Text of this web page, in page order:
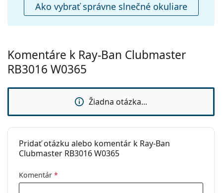
Ako vybrať správne slnečné okuliare
Komentáre k Ray-Ban Clubmaster
RB3016 W0365
Žiadna otázka...
Pridať otázku alebo komentár k Ray-Ban
Clubmaster RB3016 W0365
Komentár *